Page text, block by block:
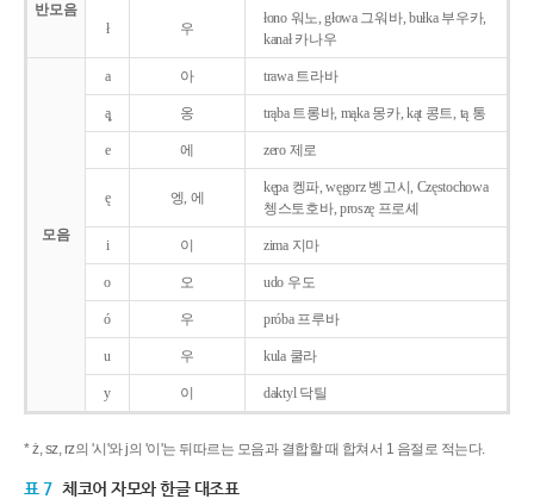
반모음
ł 우
łono 워노, głowa 그워바, bułka 부우카,
kanał 카나우
모음
a 아 trawa 트라바
ą̨ 옹 trąba 트롱바, mąka 몽카, kąt 콩트, tą 통
e 에 zero 제로
ę 엥, 에
kępa 켕파, węgorz 벵고시, Częstochowa
쳉스토호바, proszę 프로셰
i 이 zima 지마
o 오 udo 우도
ó 우 próba 프루바
u 우 kula 쿨라
y 이 daktyl 닥틸
* ż, sz, rz의 '시'와 j의 '이'는 뒤따르는 모음과 결합할 때 합쳐서 1 음절로 적는다.
표 7 체코어 자모와 한글 대조표